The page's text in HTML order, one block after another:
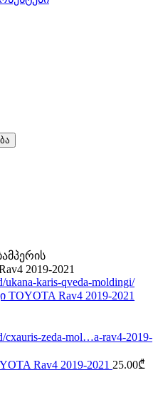
2019-2021
Rav4 2019-2021
Rav4 2019-2021 25.00₾